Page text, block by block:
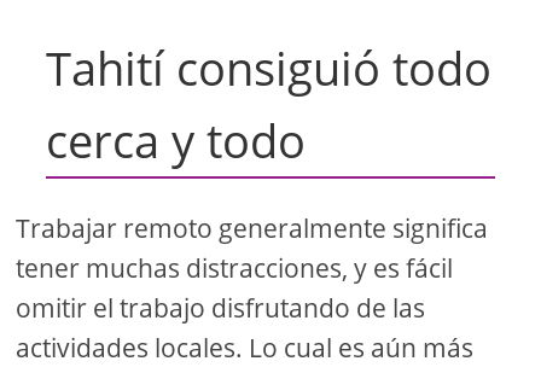
Tahití consiguió todo
cerca y todo
Trabajar remoto generalmente significa
tener muchas distracciones, y es fácil
omitir el trabajo disfrutando de las
actividades locales. Lo cual es aún más